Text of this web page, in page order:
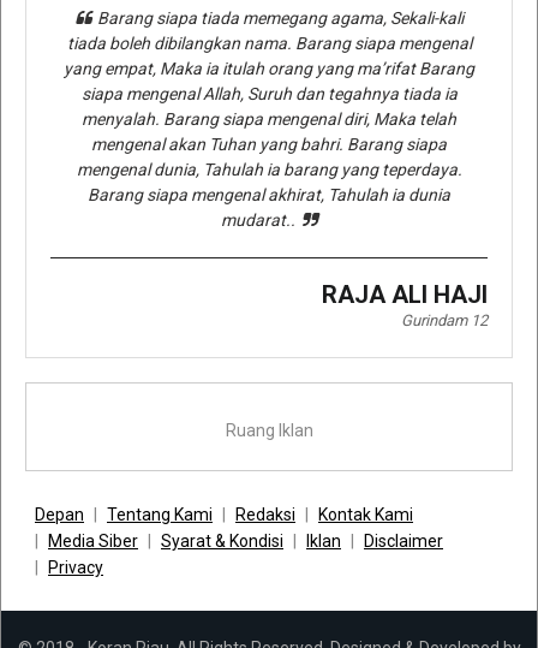
Barang siapa tiada memegang agama, Sekali-kali
tiada boleh dibilangkan nama. Barang siapa mengenal
yang empat, Maka ia itulah orang yang ma’rifat Barang
siapa mengenal Allah, Suruh dan tegahnya tiada ia
menyalah. Barang siapa mengenal diri, Maka telah
mengenal akan Tuhan yang bahri. Barang siapa
mengenal dunia, Tahulah ia barang yang teperdaya.
Barang siapa mengenal akhirat, Tahulah ia dunia
mudarat..
RAJA ALI HAJI
Gurindam 12
Ruang Iklan
Depan Tentang Kami Redaksi
Kontak Kami
Media Siber
Syarat & Kondisi Iklan
Disclaimer
Privacy